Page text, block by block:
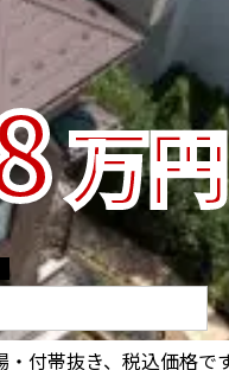
万円
・付帯抜き、税込価格で